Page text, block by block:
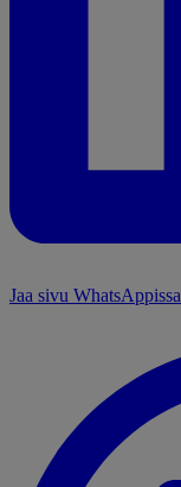
Jaa sivu WhatsAppissa